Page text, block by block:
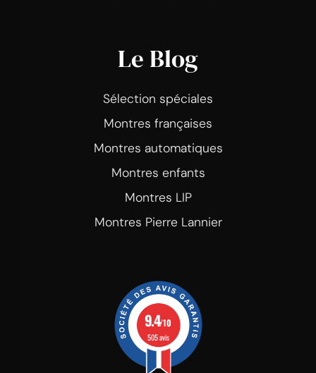
Le Blog
Sélection spéciales
Montres françaises
Montres automatiques
Montres enfants
Montres LIP
Montres Pierre Lannier
9.4/10
505 avis